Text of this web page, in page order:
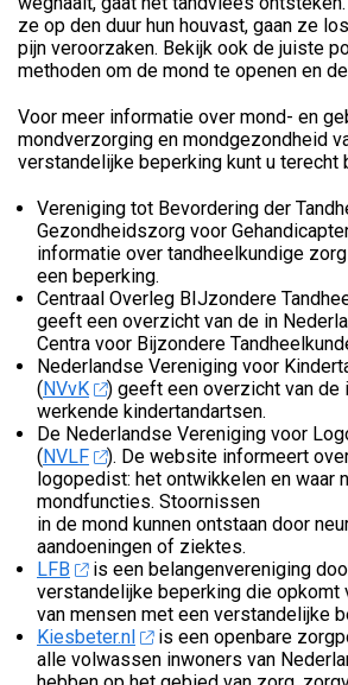
ze op den duur hun houvast, gaan ze
pijn veroorzaken. Bekijk ook de juiste
methoden om de mond te openen en
Voor meer informatie over mond- en
mondverzorging en mondgezondheid
verstandelijke beperking kunt u terecht
Vereniging tot Bevordering der
Gezondheidszorg voor
informatie over tandheelkundige
een beperking.
Centraal Overleg BIJzondere
geeft een overzicht van de in
Centra voor Bijzondere
Nederlandse Vereniging voor
(NVvK
) geeft een overzicht van de
werkende kindertandartsen.
De Nederlandse Vereniging voor
(NVLF
). De website informeert
logopedist: het ontwikkelen en waar
mondfuncties. Stoornissen
in de mond kunnen ontstaan door
aandoeningen of ziektes.
LFB
is een belangenvereniging
verstandelijke beperking die opkomt
van mensen met een verstandelijke
Kiesbeter.nl
is een openbare
alle volwassen inwoners van